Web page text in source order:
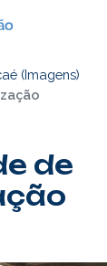
(Imagens)
de